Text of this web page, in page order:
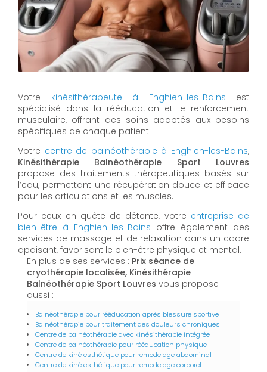
Votre kinésithérapeute à Enghien-les-Bains est
spécialisé dans la rééducation et le renforcement
musculaire, offrant des soins adaptés aux besoins
spécifiques de chaque patient.
Votre centre de balnéothérapie à Enghien-les-Bains,
Kinésithérapie Balnéothérapie Sport Louvres
propose des traitements thérapeutiques basés sur
l’eau, permettant une récupération douce et efficace
pour les articulations et les muscles.
Pour ceux en quête de détente, votre entreprise de
bien-être à Enghien-les-Bains offre également des
services de massage et de relaxation dans un cadre
apaisant, favorisant le bien-être physique et mental.
En plus de ses services : Prix séance de
cryothérapie localisée, Kinésithérapie
Balnéothérapie Sport Louvres vous propose
aussi :
Balnéothérapie pour rééducation après blessure sportive
Balnéothérapie pour traitement des douleurs chroniques
Centre de balnéothérapie avec kinésithérapie intégrée
Centre de balnéothérapie pour rééducation physique
Centre de kiné esthétique pour remodelage abdominal
Centre de kiné esthétique pour remodelage corporel